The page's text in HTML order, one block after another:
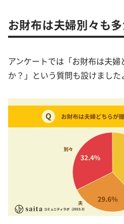
お財布は夫婦別々も多
アンケートでは「お財布は夫
か？」という質問も設けました